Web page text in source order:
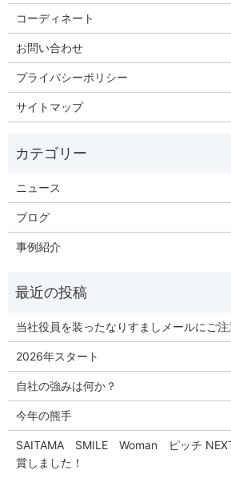
コーディネート
お問い合わせ
プライバシーポリシー
サイトマップ
ニュース
ブログ
事例紹介
当社役員を装ったなりすましメールにご注
2026年スタート
自社の強みは何か？
今年の熊手
SAITAMA SMILE Woman ピッチ
賞しました！